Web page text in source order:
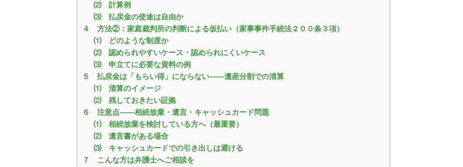
⑵ 計算例
⑶ 払戻金の使途は自由か
４ 方法②：家庭裁判所の判断による仮払い（家事事件手続法２００条３項）
⑴ どのような制度か
⑵ 認められやすいケース・認められにくいケース
⑶ 申立てに必要な資料の例
５ 払戻金は「もらい得」にならない――遺産分割での清算
⑴ 清算のイメージ
⑵ 残しておきたい証拠
６ 注意点――相続放棄・遺言・キャッシュカード問題
⑴ 相続放棄を検討している方へ（最重要）
⑵ 遺言書がある場合
⑶ キャッシュカードでの引き出しは避ける
７ こんな方は弁護士へご相談を